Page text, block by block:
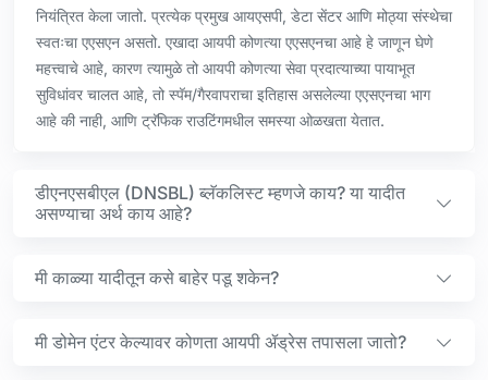
नियंत्रित केला जातो. प्रत्येक प्रमुख आयएसपी, डेटा सेंटर आणि मोठ्या संस्थेचा
स्वतःचा एएसएन असतो. एखादा आयपी कोणत्या एएसएनचा आहे हे जाणून घेणे
महत्त्वाचे आहे, कारण त्यामुळे तो आयपी कोणत्या सेवा प्रदात्याच्या पायाभूत
सुविधांवर चालत आहे, तो स्पॅम/गैरवापराचा इतिहास असलेल्या एएसएनचा भाग
आहे की नाही, आणि ट्रॅफिक राउटिंगमधील समस्या ओळखता येतात.
डीएनएसबीएल (DNSBL) ब्लॅकलिस्ट म्हणजे काय? या यादीत
असण्याचा अर्थ काय आहे?
मी काळ्या यादीतून कसे बाहेर पडू शकेन?
मी डोमेन एंटर केल्यावर कोणता आयपी ॲड्रेस तपासला जातो?